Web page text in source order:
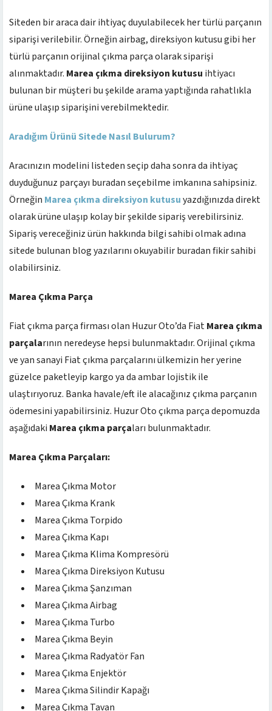
Siteden bir araca dair ihtiyaç duyulabilecek her türlü parçanın
siparişi verilebilir. Örneğin airbag, direksiyon kutusu gibi her
türlü parçanın orijinal çıkma parça olarak siparişi
alınmaktadır. Marea çıkma direksiyon kutusu ihtiyacı
bulunan bir müşteri bu şekilde arama yaptığında rahatlıkla
ürüne ulaşıp siparişini verebilmektedir.
Aradığım Ürünü Sitede Nasıl Bulurum?
Aracınızın modelini listeden seçip daha sonra da ihtiyaç
duyduğunuz parçayı buradan seçebilme imkanına sahipsiniz.
Örneğin Marea çıkma direksiyon kutusuyazdığınızda direkt
olarak ürüne ulaşıp kolay bir şekilde sipariş verebilirsiniz.
Sipariş vereceğiniz ürün hakkında bilgi sahibi olmak adına
sitede bulunan blog yazılarını okuyabilir buradan fikir sahibi
olabilirsiniz.
Marea Çıkma Parça
Fiat çıkma parça firması olan Huzur Oto’da FiatMarea çıkma
parçalarının neredeyse hepsi bulunmaktadır. Orijinal çıkma
ve yan sanayi Fiat çıkma parçalarını ülkemizin her yerine
güzelce paketleyip kargo ya da ambar lojistik ile
ulaştırıyoruz. Banka havale/eft ile alacağınız çıkma parçanın
ödemesini yapabilirsiniz. Huzur Oto çıkma parça depomuzda
aşağıdaki Marea çıkma parçaları bulunmaktadır.
Marea Çıkma Parçaları:
Marea Çıkma Motor
Marea Çıkma Krank
Marea Çıkma Torpido
Marea Çıkma Kapı
Marea Çıkma Klima Kompresörü
Marea Çıkma Direksiyon Kutusu
Marea Çıkma Şanzıman
Marea Çıkma Airbag
Marea Çıkma Turbo
Marea Çıkma Beyin
Marea Çıkma Radyatör Fan
Marea Çıkma Enjektör
Marea Çıkma Silindir Kapağı
Marea Çıkma Tavan